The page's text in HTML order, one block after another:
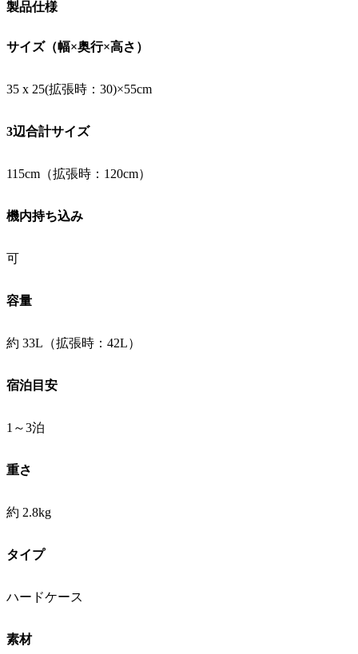
製品仕様
サイズ（幅×奥行×高さ）
35 x 25(拡張時：30)×55cm
3辺合計サイズ
115cm（拡張時：120cm）
機内持ち込み
可
容量
約 33L（拡張時：42L）
宿泊目安
1～3泊
重さ
約 2.8kg
タイプ
ハードケース
素材